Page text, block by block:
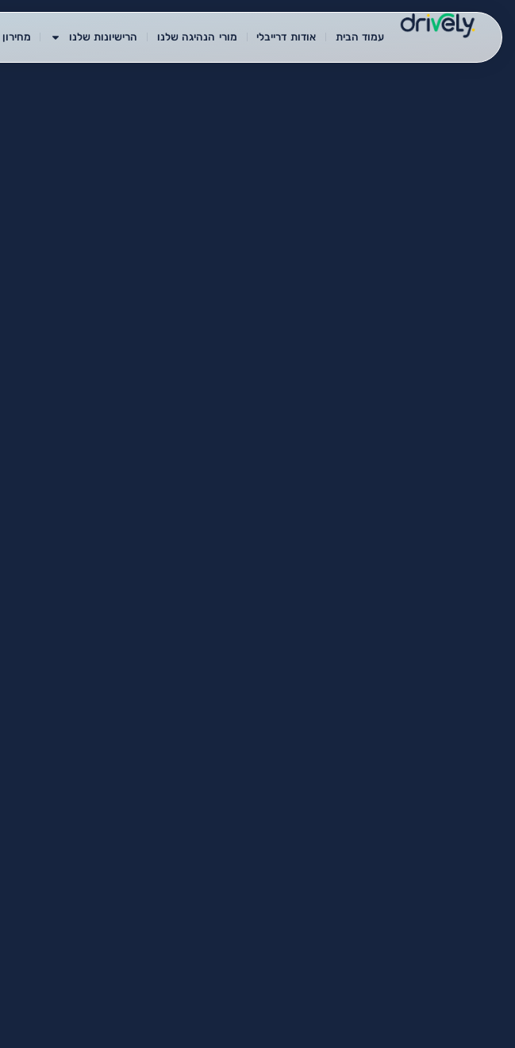
עמוד הבית אודות דרייבלי מורי הנהיגה שלנו הרישיונות שלנו